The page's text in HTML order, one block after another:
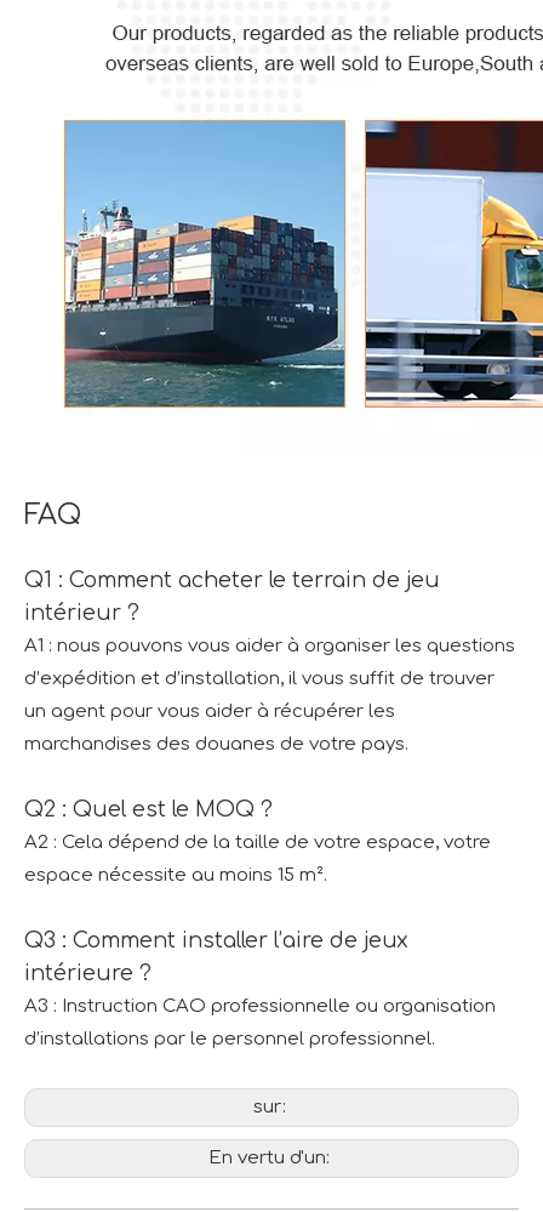
FAQ
Q1 : Comment acheter le terrain de jeu
intérieur ?
A1 : nous pouvons vous aider à organiser les questions
d’expédition et d’installation, il vous suffit de trouver
un agent pour vous aider à récupérer les
marchandises des douanes de votre pays.
Q2 : Quel est le MOQ ?
A2 : Cela dépend de la taille de votre espace, votre
espace nécessite au moins 15 m².
Q3 : Comment installer l’aire de jeux
intérieure ?
A3 : Instruction CAO professionnelle ou organisation
d’installations par le personnel professionnel.
sur:
En vertu d'un: